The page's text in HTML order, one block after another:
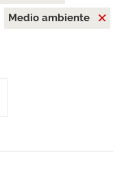
Medio ambiente